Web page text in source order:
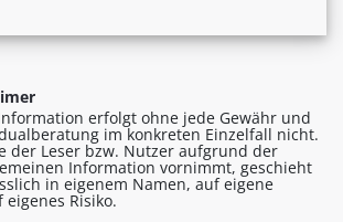
erfolgt ohne jede Gewähr und
im konkreten Einzelfall nicht.
der Leser bzw. Nutzer aufgrund der
Information vornimmt, geschieht
in eigenem Namen, auf eigene
Risiko.